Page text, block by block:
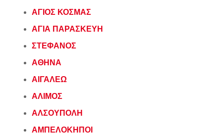
ΑΓΙΟΣ ΚΟΣΜΑΣ
ΑΓΙΑ ΠΑΡΑΣΚΕΥΗ
ΣΤΕΦΑΝΟΣ
ΑΘΗΝΑ
ΑΙΓΑΛΕΩ
ΑΛΙΜΟΣ
ΑΛΣΟΥΠΟΛΗ
ΑΜΠΕΛΟΚΗΠΟΙ